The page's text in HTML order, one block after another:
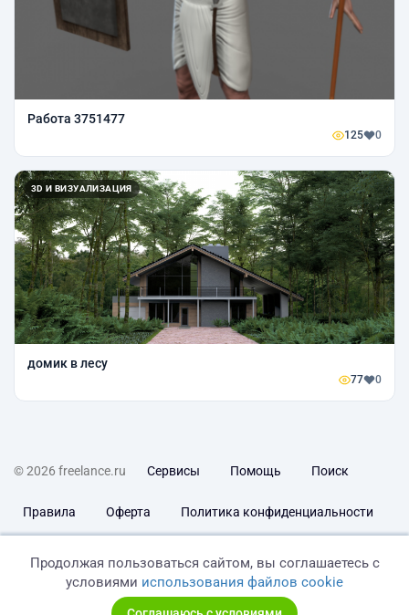
Работа 3751477
125 0
3D И ВИЗУАЛИЗАЦИЯ
домик в лесу
77 0
© 2026 freelance.ru Сервисы Помощь Поиск
Правила Оферта Политика конфиденциальности
Продолжая пользоваться сайтом, вы соглашаетесь с
условиями использования файлов cookie